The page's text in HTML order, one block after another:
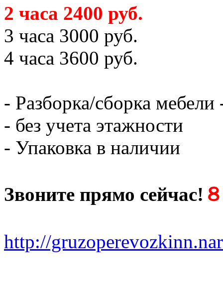
2 часа 2400 руб.
3 часа 3000 руб.
4 часа 3600 руб.
- Разборка/сборка мебели
- без учета этажности
- Упаковка в наличии
Звоните прямо сейчас!
http://